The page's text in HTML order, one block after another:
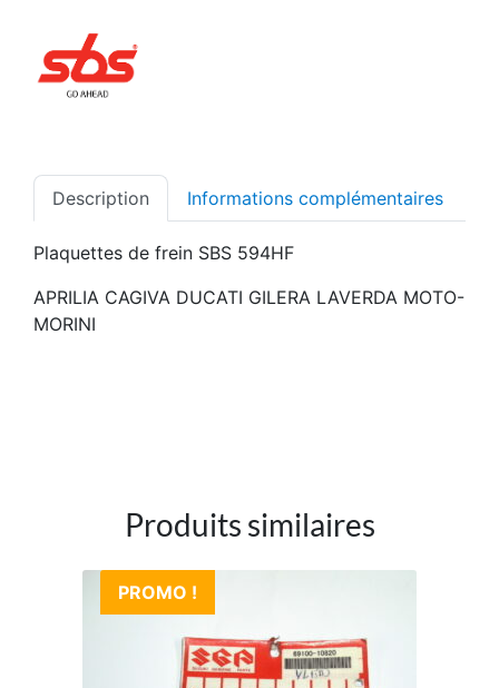
Description Informations complémentaires
Plaquettes de frein SBS 594HF
APRILIA CAGIVA DUCATI GILERA LAVERDA MOTO-
MORINI
Produits similaires
PROMO !